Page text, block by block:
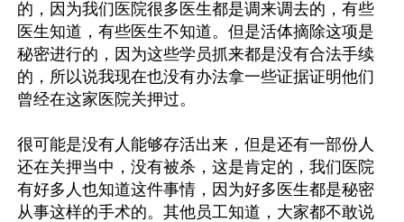
的，因为我们医院很多医生都是调来调去的，有些
医生知道，有些医生不知道。但是活体摘除这项是
秘密进行的，因为这些学员抓来都是没有合法手续
的，所以说我现在也没有办法拿一些证据证明他们
曾经在这家医院关押过。
很可能是没有人能够存活出来，但是还有一部份人
还在关押当中，没有被杀，这是肯定的，我们医院
有好多人也知道这件事情，因为好多医生都是秘密
从事这样的手术的。其他员工知道，大家都不敢说